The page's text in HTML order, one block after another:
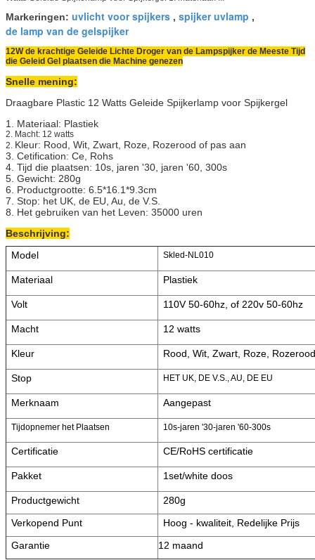
Markeringen: uvlicht voor spijkers , spijker uvlamp ,
de lamp van de gelspijker
12W de krachtige Geleide Lichte Droger van de Lampspijker de Meeste Tijd
die Geleid Gel plaatsen die Machine genezen
Snelle mening:
Draagbare Plastic 12 Watts Geleide Spijkerlamp voor Spijkergel
1. Materiaal: Plastiek
2. Macht: 12 watts
2. Kleur: Rood, Wit, Zwart, Roze, Rozerood of pas aan
3. Cetification: Ce, Rohs
4. Tijd die plaatsen: 10s, jaren '30, jaren '60, 300s
5. Gewicht: 280g
6. Productgrootte: 6.5*16.1*9.3cm
7. Stop: het UK, de EU, Au, de V.S.
8. Het gebruiken van het Leven: 35000 uren
Beschrijving:
Model
Skled-NL010
Materiaal Plastiek
Volt 110V 50-60hz, of 220v 50-60hz
Macht 12 watts
Kleur Rood, Wit, Zwart, Roze,
Stop HET UK, DE V.S., AU, DE EU
Merknaam Aangepast
Tijdopnemer het Plaatsen 10s-jaren '30-jaren '60-300s
Certificatie CE/RoHS certificatie
Pakket 1set/white doos
Productgewicht
280g
Verkopend Punt
Hoog - kwaliteit, Redelijke Prijs
Garantie
12 maand